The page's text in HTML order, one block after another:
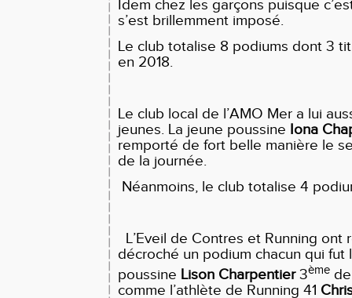
Idem chez les garçons puisque
s’est brillemment imposé.
Le club totalise 8 podiums dont 3
en 2018.
Le club local de l’AMO Mer a lui
jeunes. La jeune poussine Iona
remporté de fort belle manière le
de la journée.
Néanmoins, le club totalise 4
L’Eveil de Contres et Running ont
décroché un podium chacun qui fut
poussine Lison Charpentier3ème
comme l’athlète de Running 41